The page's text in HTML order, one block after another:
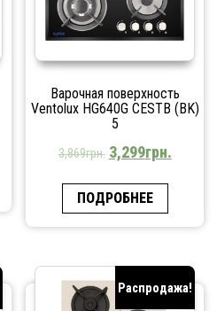
Варочная поверхность
Ventolux HG640G CESTB (BK)
5
3,869грн. 3,299грн.
ПОДРОБНЕЕ
Распродажа!